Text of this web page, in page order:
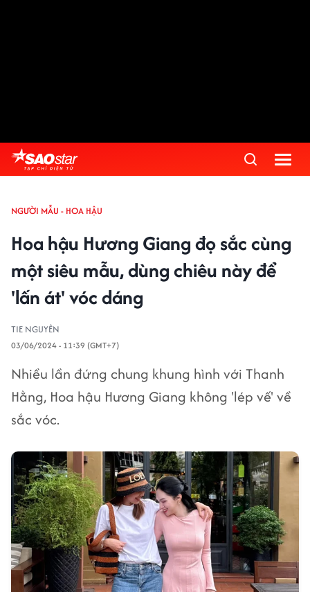
NGƯỜI MẪU - HOA HẬU
Hoa hậu Hương Giang đọ sắc cùng
một siêu mẫu, dùng chiêu này để
'lấn át' vóc dáng
TIE NGUYÊN
03/06/2024 - 11:39 (GMT+7)
Nhiều lần đứng chung khung hình với Thanh
Hằng, Hoa hậu Hương Giang không 'lép vế' về
sắc vóc.